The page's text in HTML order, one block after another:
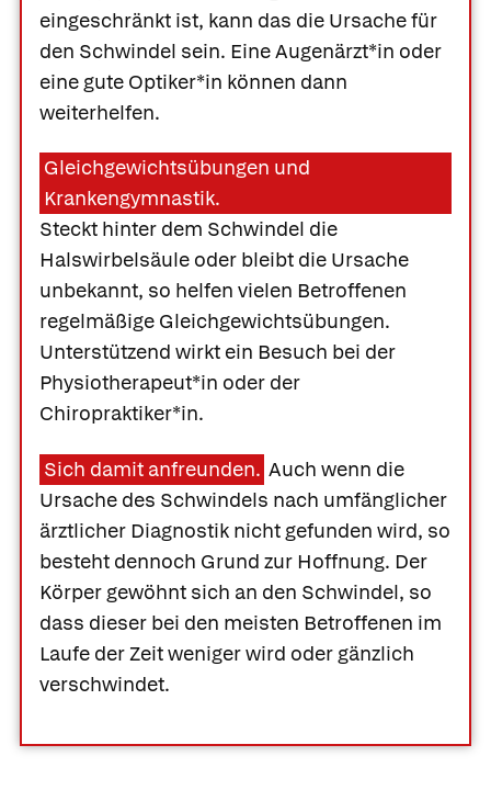
eingeschränkt ist, kann das die Ursache für
den Schwindel sein. Eine Augenärzt*in oder
eine gute Optiker*in können dann
weiterhelfen.
Gleichgewichtsübungen und
Krankengymnastik.
Steckt hinter dem Schwindel die
Halswirbelsäule oder bleibt die Ursache
unbekannt, so helfen vielen Betroffenen
regelmäßige Gleichgewichtsübungen.
Unterstützend wirkt ein Besuch bei der
Physiotherapeut*in oder der
Chiropraktiker*in.
Sich damit anfreunden. Auch wenn die
Ursache des Schwindels nach umfänglicher
ärztlicher Diagnostik nicht gefunden wird, so
besteht dennoch Grund zur Hoffnung. Der
Körper gewöhnt sich an den Schwindel, so
dass dieser bei den meisten Betroffenen im
Laufe der Zeit weniger wird oder gänzlich
verschwindet.